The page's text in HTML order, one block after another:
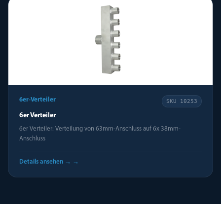
6er-Verteiler SKU 10253
6er Verteiler
6er Verteiler: Verteilung von 63mm-Anschluss auf 6x 38mm-
Anschluss
Details ansehen → →